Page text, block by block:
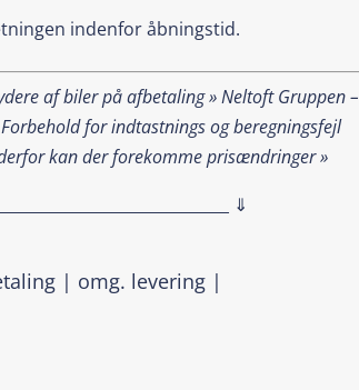
indenfor åbningstid.
af biler på afbetaling » Neltoft Gruppen –
for indtastnings og beregningsfejl
kan der forekomme prisændringer »
⇓
| omg. levering |